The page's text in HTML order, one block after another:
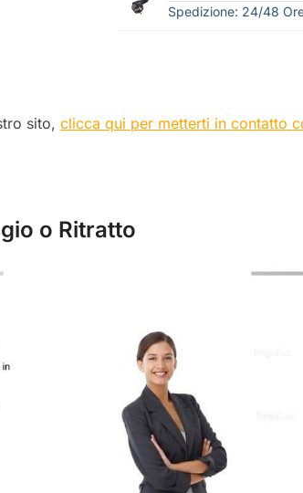
Spedizione: 24/48
sito, clicca qui per metterti in contatto
o Ritratto